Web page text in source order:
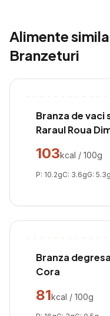
Alimente
Branzeturi
Branza de vaci
Raraul Roua
103kcal / 100g
P: 10.2gC: 3.6gG: 5.3g
Branza
Cora
81kcal / 100g